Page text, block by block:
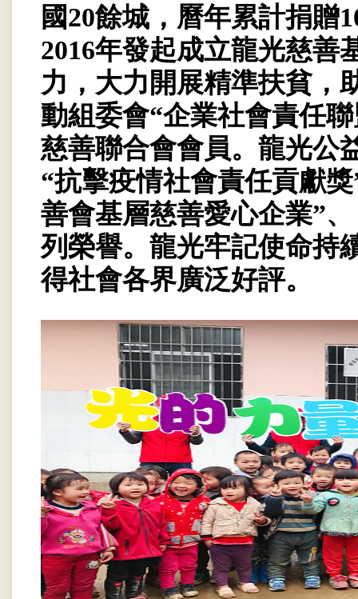
國20餘城，曆年累計捐贈
2016年發起成立龍光慈善
力，大力開展精準扶貧，
動組委會“企業社會責任
慈善聯合會會員。龍光公
“抗擊疫情社會責任貢獻
善會基層慈善愛心企業”
列榮譽。龍光牢記使命持
得社會各界廣泛好評。